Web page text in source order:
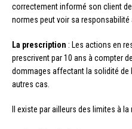
correctement informé son client
normes peut voir sa responsabilité
La prescription : Les actions en
prescrivent par 10 ans à compter
dommages affectant la solidité de
autres cas.
Il existe par ailleurs des limites à